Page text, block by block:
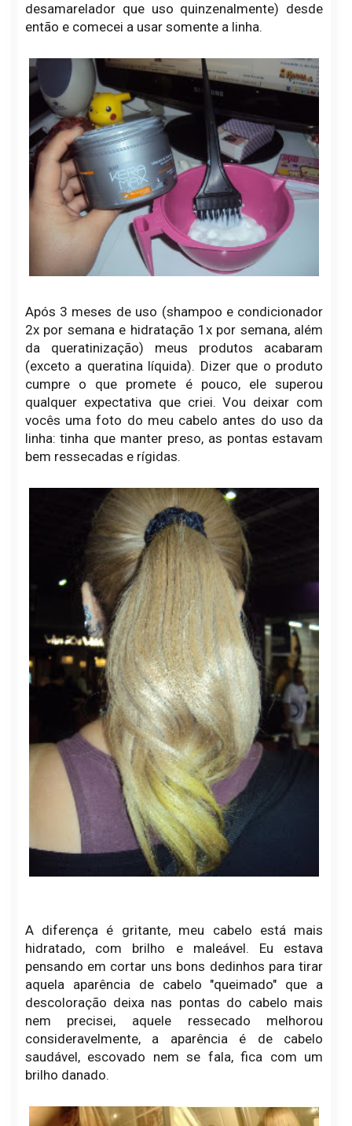
desamarelador que uso quinzenalmente) desde
então e comecei a usar somente a linha.
Após 3 meses de uso (shampoo e condicionador
2x por semana e hidratação 1x por semana, além
da queratinização) meus produtos acabaram
(exceto a queratina líquida). Dizer que o produto
cumpre o que promete é pouco, ele superou
qualquer expectativa que criei. Vou deixar com
vocês uma foto do meu cabelo antes do uso da
linha: tinha que manter preso, as pontas estavam
bem ressecadas e rígidas.
A diferença é gritante, meu cabelo está mais
hidratado, com brilho e maleável. Eu estava
pensando em cortar uns bons dedinhos para tirar
aquela aparência de cabelo "queimado" que a
descoloração deixa nas pontas do cabelo mais
nem precisei, aquele ressecado melhorou
consideravelmente, a aparência é de cabelo
saudável, escovado nem se fala, fica com um
brilho danado.